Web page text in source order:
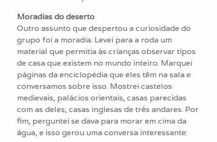
Moradias do deserto
Outro assunto que despertou a curiosidade do
grupo foi a moradia. Levei para a roda um
material que permitia às crianças observar tipos
de casa que existem no mundo inteiro. Marquei
páginas da enciclopédia que eles têm na sala e
conversamos sobre isso. Mostrei castelos
medievais, palácios orientais, casas parecidas
com as deles, casas inglesas de três andares. Por
fim, perguntei se dava para morar em cima da
água, e isso gerou uma conversa interessante: